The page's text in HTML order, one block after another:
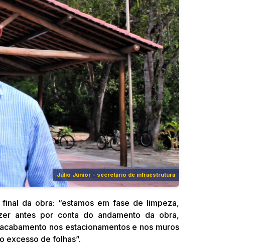
Júlio Júnior - secretário de infraestrutura
da obra: “estamos em fase de limpeza,
antes por conta do andamento da obra,
nos estacionamentos e nos muros
excesso de folhas”.